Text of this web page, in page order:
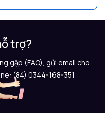
trợ?
gặp (FAQ), gửi email cho
(84) 0344-168-351